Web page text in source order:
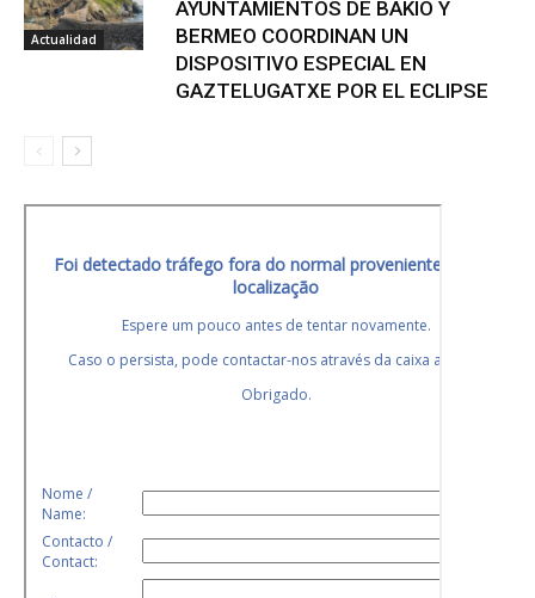
Actualidad
AYUNTAMIENTOS DE BAKIO Y
BERMEO COORDINAN UN
DISPOSITIVO ESPECIAL EN
GAZTELUGATXE POR EL ECLIPSE